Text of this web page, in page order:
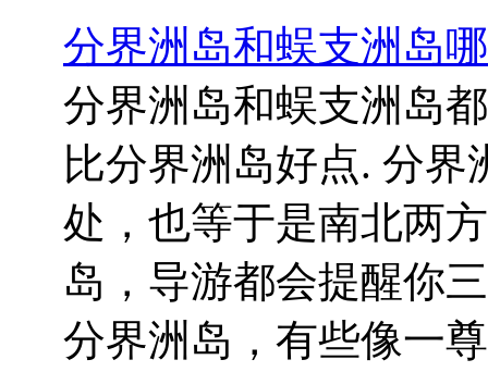
分界洲岛和蜈支洲岛
分界洲岛和蜈支洲岛
比分界洲岛好点. 分
处，也等于是南北两
岛，导游都会提醒你
分界洲岛，有些像一